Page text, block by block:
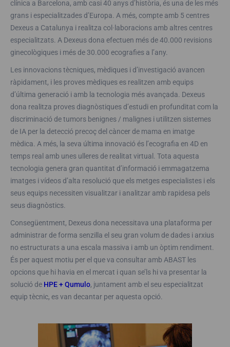
clínica a Barcelona, amb casi 40 anys d’història, és una de les més
grans i especialitzades d’Europa. A més, compte amb 5 centres
Dexeus a Catalunya i realitza col·laboracions amb altres centres
especialitzats. A Dexeus dona efectuen més de 40.000 revisions
ginecològiques i més de 30.000 ecografies a l’any.
Les innovacions tècniques, mèdiques i d’investigació avancen
ràpidament, i les proves mèdiques es realitzen amb equips
d’última generació i amb la tecnologia més avançada. Dexeus
dona realitza proves diagnòstiques d’estudi en profunditat com la
discriminació de tumors benignes / malignes i utilitzen sistemes
de IA per la detecció precoç del càncer de mama en imatge
mèdica. A més, la seva última innovació és l’ecografia en 4D en
temps real amb unes ulleres de realitat virtual. Tota aquesta
tecnologia genera gran quantitat d’informació i emmagatzema
imatges i vídeos d’alta resolució que els metges especialistes i els
seus equips necessiten visualitzar i analitzar amb rapidesa pels
seus diagnòstics.
Consegüentment, Dexeus dona necessitava una plataforma per
administrar de forma senzilla el seu gran volum de dades i arxius
no estructurats a una escala massiva i amb un òptim rendiment.
És per aquest motiu per el que va consultar amb ABAST les
opcions que hi havia en el mercat i quan se’ls hi va presentar la
solució de HPE + Qumulo, juntament amb el seu especialitzat
equip tècnic, es van decantar per aquesta opció.